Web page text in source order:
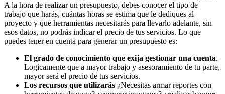
A la hora de realizar un presupuesto, debes conocer el tipo de
trabajo que harás, cuántas horas se estima que le dediques al
proyecto y qué herramientas necesitarás para llevarlo adelante, sin
esos datos, no podrás indicar el precio de tus servicios. Lo que
puedes tener en cuenta para generar un presupuesto es:
El grado de conocimiento que exija gestionar una cuenta.
Logicamente que a mayor trabajo y asesoramiento de tu parte,
mayor será el precio de tus servicios.
Los recursos que utilizarás ¿Necesitas armar reportes con